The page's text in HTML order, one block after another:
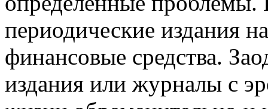
периодические издания
финансовые средства.
издания или журналы с